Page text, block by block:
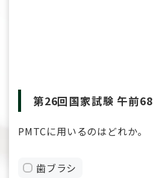
第26回国家試験 午前68
PMTCに用いるのはどれか。
歯ブラシ